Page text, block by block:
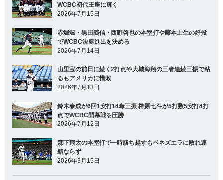
WCBC初代王座に輝く
2026年7月15日
赤堀颯・黒田義信・西野啓也の本塁打や藤本士生の好投
でWCBC決勝進出を決める
2026年7月14日
山里宝の前日に続く2打点や大城海翔の三者連続三振で粘
るもアメリカに惜敗
2026年7月13日
鈴木泰成が6回1安打14奪三振 榊原七斗が5打数5安打4打
点でWCBC開幕戦を圧勝
2026年7月12日
森下翔太の本塁打で一時勝ち越すもベネズエラに敗れ連
覇ならず
2026年3月15日